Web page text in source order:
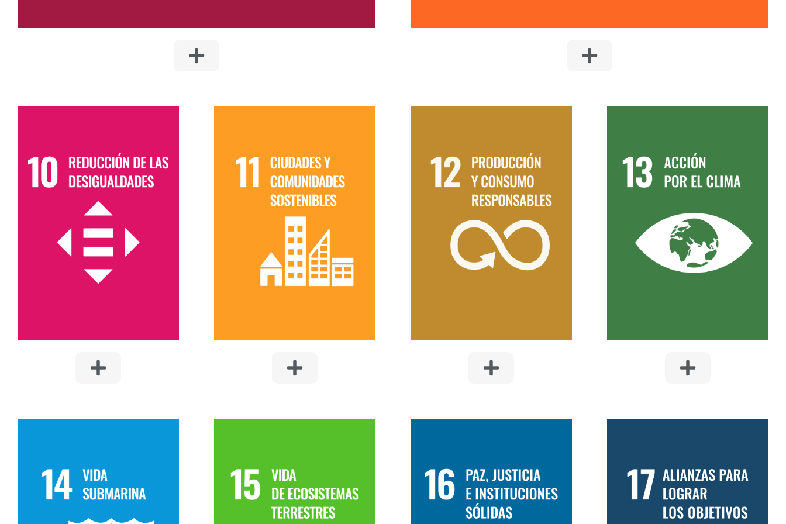
10. REDUCCIÓN DE
LAS DESIGUALDADES
Garantizar la diversidad y la
inclusión en todas las fases del
negocio, abordando las
disparidades socioeconómicas en
la planificación y ejecución de
proyectos.
11. CIUDADES Y
COMUNIDADES
SOSTENIBLES
Contribuir en el diseño de
buena cohesión social y
respetuosas con el medio ambiente:
tanto en cuanto a su distribución,
como a los consumos sostenibles.
CONSUMO
RESPONSABLES
Utilizar materiales de construcción
sostenibles y adoptar prácticas que
la reutilización. Llevar un control de
los consumos para optimizar los
mismos. Orientar el diseño de las
infraestructuras y de los procesos
13. ACCIÓN POR EL
CLIMA
edificios y estructuras para que,
tanto en su construcción, como en
su uso o explotación, reduzcan las
emisiones de CO2 y otros gases
de efecto invernadero.
14. VIDA SUBMARINA
Adoptar prácticas que protejan
15. VIDA DE
ECOSISTEMAS
TERRESTRES
INSTITUCIONES
SÓLIDAS
Operar de manera ética y
17. ALIANZAS PARA
LOGRAR LOS
OBJETIVOS